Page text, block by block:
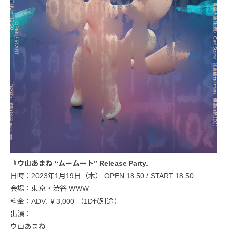
『ウ山あまね “ムームート” Release Party』
日時：2023年1月19日（木） OPEN 18:50 / START 18:50
会場：東京・渋谷 WWW
料金：ADV. ￥3,000 （1D代別途）
出演：
ウ山あまね